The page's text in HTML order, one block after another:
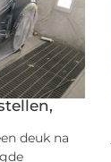
deuk na